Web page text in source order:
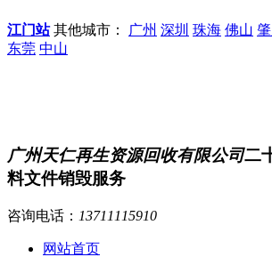
江门站其他城市： 广州 深圳 珠海 佛山
东莞 中山
广州天仁再生资源回收有限公司二
料文件销毁服务
咨询电话： 13711115910
网站首页